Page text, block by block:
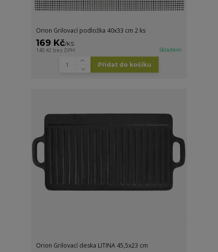
Orion Grilovací podložka 40x33 cm 2 ks
169 Kč/KS
140 Kč bez DPH Skladem
Přidat do košíku
Orion Grilovací deska LITINA 45,5x23 cm